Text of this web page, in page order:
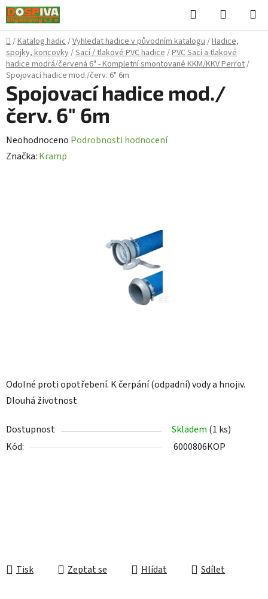
Přejít
na
obsah
Hledat
KOŠÍK
Domů
/Katalog hadic/Vyhledat hadice v původním katalogu/Hadice,
spojky, koncovky/Sací / tlakové PVC hadice/PVC Sací a tlakové
hadice modrá/červená 6" - Kompletní smontované KKM/KKV Perrot/
Spojovací hadice mod./červ. 6" 6m
Odolné proti opotřebení. K čerpání (odpadní) vody a hnojiv.
Dlouhá životnost
Dostupnost Skladem (1 ks)
Kód:
6000806KOP
Tisk Zeptat se Hlídat Sdílet
Spojovací hadice mod./
červ. 6" 6m
Průměrné
hodnocení
Neohodnoceno Podrobnosti hodnocení
Značka: Kramp